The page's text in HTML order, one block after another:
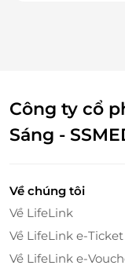
Khám phá
Lips
Các bước thực
Công ty cổ
Sáng -
Về chúng tôi
Về LifeLink
Về LifeLink e-Ticket
Về LifeLink e-